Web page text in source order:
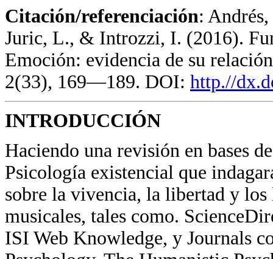
Citación/referenciación:
Juric, L., & Introzzi, I. (2016).
Emoción: evidencia de su
2(33), 169—189. DOI: http.//
INTRODUCCIÓN
Haciendo una revisión en bases
Psicología existencial que
sobre la vivencia, la libertad y
musicales, tales como.
ISI Web Knowledge, y Journals